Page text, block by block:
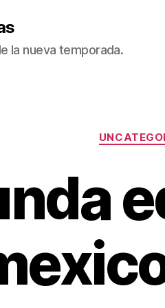
la nueva temporada.